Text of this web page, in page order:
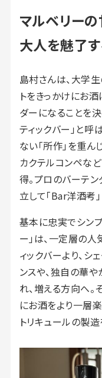
マルベリー
大人を魅了
島村さんは、大学
トをきっかけにお
ダーになることを
ティックバー」と
ない「所作」を重ん
カクテルコンペな
得。プロのバーテ
立して「Bar洋酒考
基本に忠実でシン
ー」は、一定層の
ィックバーより、
ンスや、独自の華
れ、増える方向へ。
にお酒をより一層楽
トリキュールの製